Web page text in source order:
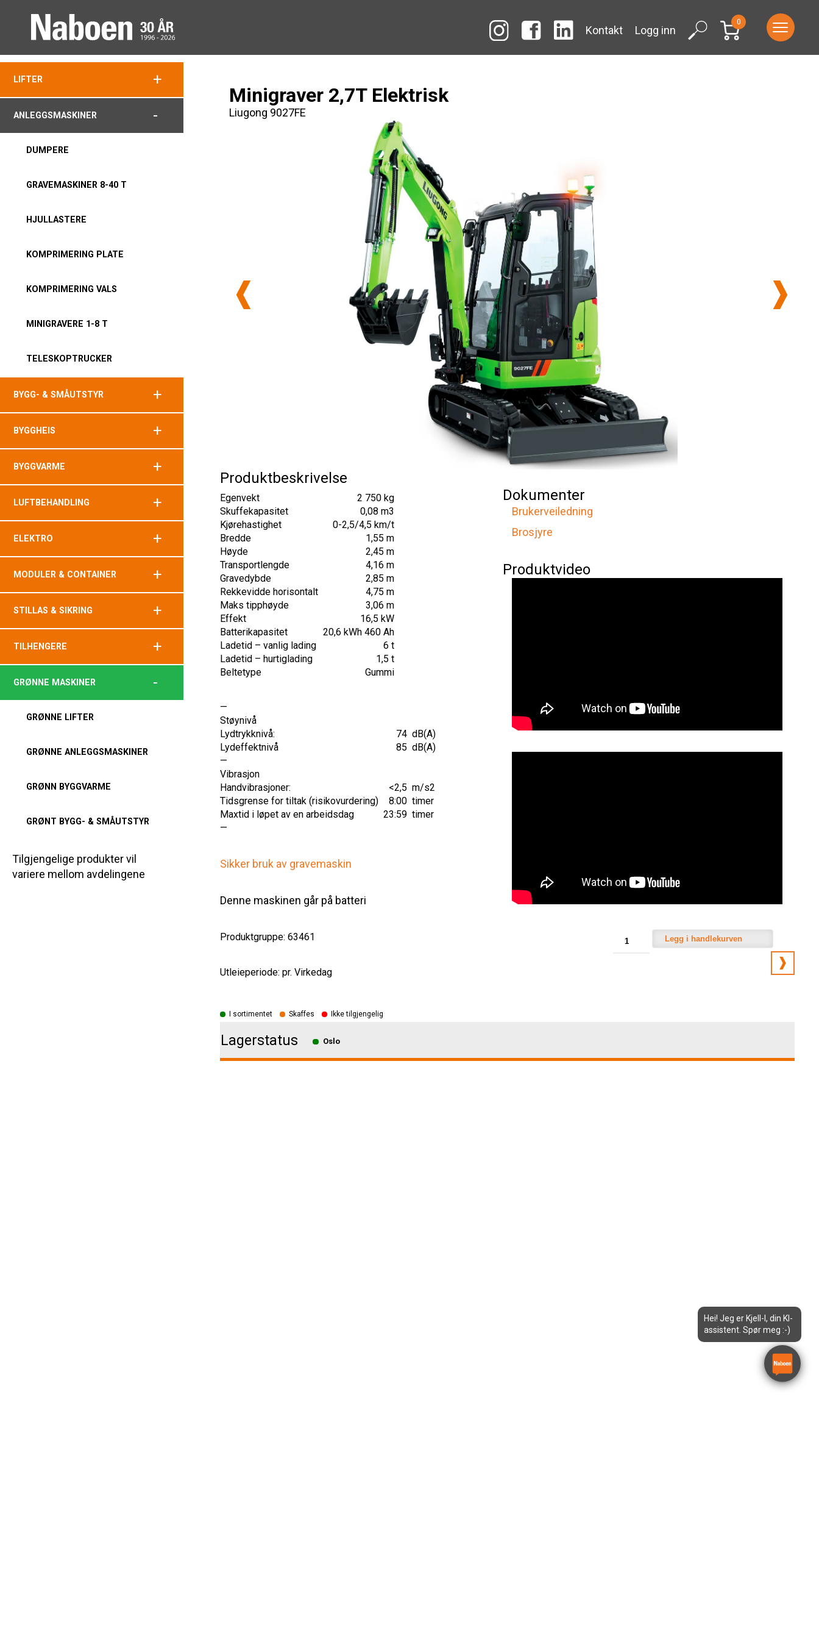
InstagramFacebookLinkedIn
Kontakt Logg inn Search
0
LIFTER +
ANLEGGSMASKINER -
DUMPERE
GRAVEMASKINER 8-40 T
HJULLASTERE
KOMPRIMERING PLATE
KOMPRIMERING VALS
MINIGRAVERE 1-8 T
TELESKOPTRUCKER
BYGG- & SMÅUTSTYR +
BYGGHEIS +
BYGGVARME +
LUFTBEHANDLING +
ELEKTRO +
MODULER & CONTAINER +
STILLAS & SIKRING +
TILHENGERE +
GRØNNE MASKINER -
GRØNNE LIFTER
GRØNNE ANLEGGSMASKINER
GRØNN BYGGVARME
GRØNT BYGG- & SMÅUTSTYR
Tilgjengelige produkter vil
variere mellom avdelingene
Minigraver 2,7T Elektrisk
Liugong 9027FE
Produktbeskrivelse
Egenvekt
2 750 kg
Skuffekapasitet
0,08 m3
Kjørehastighet
0-2,5/4,5 km/t
Bredde
1,55 m
Høyde
2,45 m
Transportlengde
4,16 m
Gravedybde
2,85 m
Rekkevidde horisontalt
4,75 m
Maks tipphøyde
3,06 m
Effekt
16,5 kW
Batterikapasitet
20,6 kWh 460 Ah
Ladetid – vanlig lading
6 t
Ladetid – hurtiglading
1,5 t
Beltetype
Gummi
—
Støynivå
Lydtrykknivå:
74 dB(A)
Lydeffektnivå
85 dB(A)
—
Vibrasjon
Handvibrasjoner:
<2,5 m/s2
Tidsgrense for tiltak (risikovurdering)
8:00 timer
Maxtid i løpet av en arbeidsdag
23:59 timer
—
Sikker bruk av gravemaskin
Denne maskinen går på batteri
Dokumenter
Brukerveiledning
Brosjyre
Produktvideo
Produktgruppe: 63461
Utleieperiode: pr. Virkedag
Legg i handlekurven
I sortimentet Skaffes Ikke tilgjengelig
Lagerstatus Oslo
Hei! Jeg er Kjell-I, din KI-
assistent. Spør meg :-)